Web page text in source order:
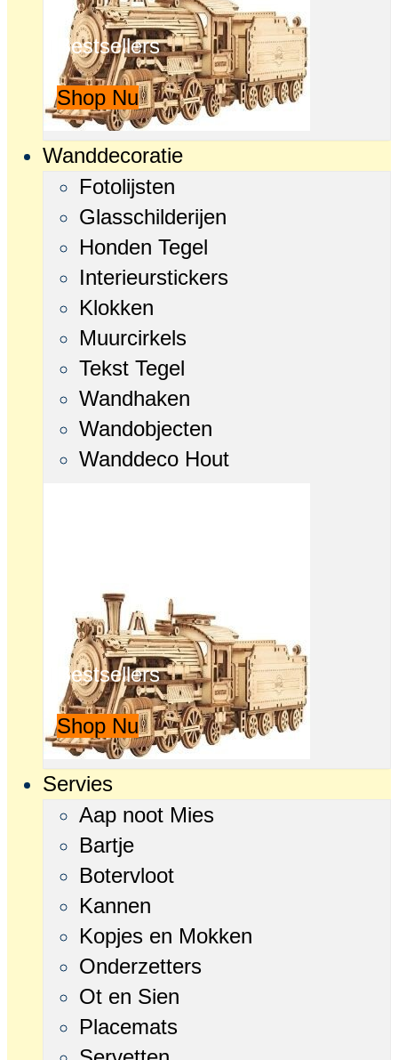
Bestsellers
Shop Nu
Wanddecoratie
Fotolijsten
Glasschilderijen
Honden Tegel
Interieurstickers
Klokken
Muurcirkels
Tekst Tegel
Wandhaken
Wandobjecten
Wanddeco Hout
Bestsellers
Shop Nu
Servies
Aap noot Mies
Bartje
Botervloot
Kannen
Kopjes en Mokken
Onderzetters
Ot en Sien
Placemats